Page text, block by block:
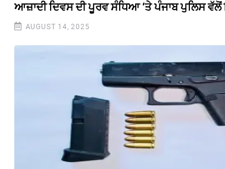
ਆਜ਼ਾਦੀ ਦਿਵਸ ਦੀ ਪੂਰਵ ਸੰਧਿਆ ‘ਤੇ ਪੰਜਾਬ ਪੁਲਿਸ
AUGUST 14, 2025